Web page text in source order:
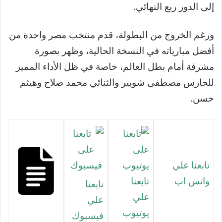
إلى الدور ربع النهائي.
ورغم الخروج من البطولة، قدم منتخب مصر واحدة من
أفضل مبارياته في النسخة الحالية، وظهر بصورة
مشرفة أمام بطل العالم، خاصة في ظل الأداء المميز
للحارس مصطفى شوبير والثنائي محمد صلاح وهيثم
حسن.
تابعنا علي
واتس اب
تابعنا
علي
يوتيوب
تابعنا
علي
فيسبوك